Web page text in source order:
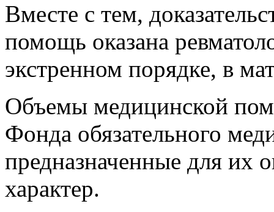
Вместе с тем,
помощь оказана
экстренном порядке, в
Объемы медицинской
Фонда обязательного
предназначенные для их
характер.